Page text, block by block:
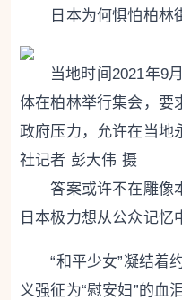
日本为何惧怕柏林街
当地时间2021年9
体在柏林举行集会，要
政府压力，允许在当地
社记者 彭大伟 摄
答案或许不在雕像
日本极力想从公众记忆
“和平少女”凝结着约
义强征为“慰安妇”的血